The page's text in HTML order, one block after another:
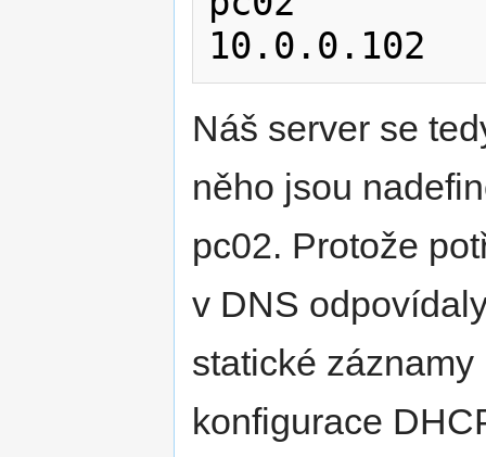
Náš server se
něho jsou
pc02. Protože
v DNS
statické
konfigurace